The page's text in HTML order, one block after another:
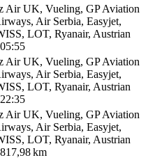
Air UK, Vueling, GP Aviation
Air Serbia, Easyjet,
LOT, Ryanair, Austrian
05:55
Air UK, Vueling, GP Aviation
Air Serbia, Easyjet,
LOT, Ryanair, Austrian
22:35
Air UK, Vueling, GP Aviation
Air Serbia, Easyjet,
LOT, Ryanair, Austrian
817,98 km